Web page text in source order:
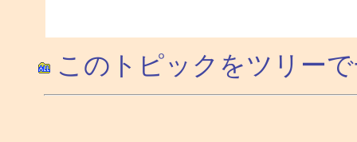
このトピックをツリー